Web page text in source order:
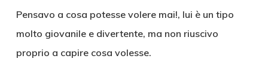
Pensavo a cosa potesse volere mai!, lui è un tipo
molto giovanile e divertente, ma non riuscivo
proprio a capire cosa volesse.